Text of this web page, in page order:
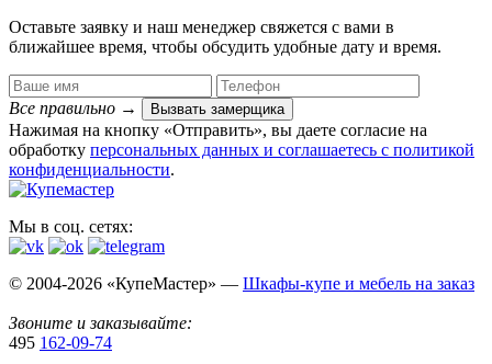
Оставьте заявку и наш менеджер свяжется с вами в
ближайшее время, чтобы обсудить удобные дату и время.
Все правильно → Вызвать замерщика
Нажимая на кнопку «Отправить», вы даете согласие на
обработку персональных данных​ и соглашаетесь c политикой
конфиденциальности.
Мы в соц. сетях:
© 2004-2026 «КупеМастер» — Шкафы-купе и мебель на заказ
Звоните и заказывайте:
495 162-09-74